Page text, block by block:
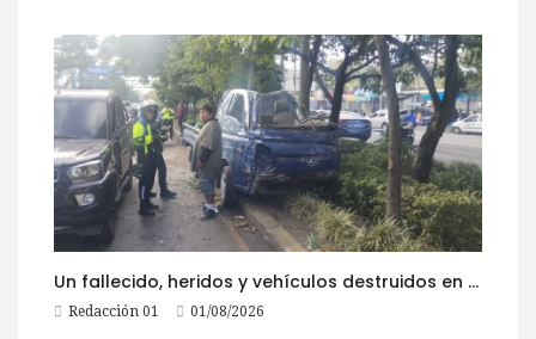
Un fallecido, heridos y vehículos destruidos en accidentes registrados este 1 de agosto
Redacción 01 01/08/2026